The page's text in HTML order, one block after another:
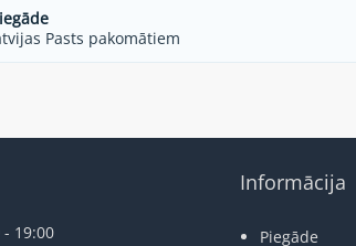
Pasts pakomātiem
19:00
Informācija
Piegāde